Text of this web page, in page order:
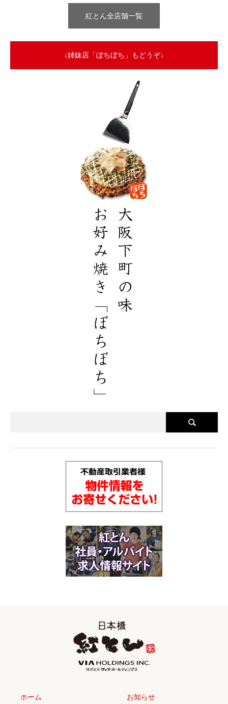
紅とん全店舗一覧
↓姉妹店「ぼちぼち」もどうぞ↓
ホーム お知らせ